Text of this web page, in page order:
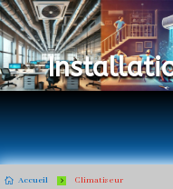
 Accueil 5 Climatiseur